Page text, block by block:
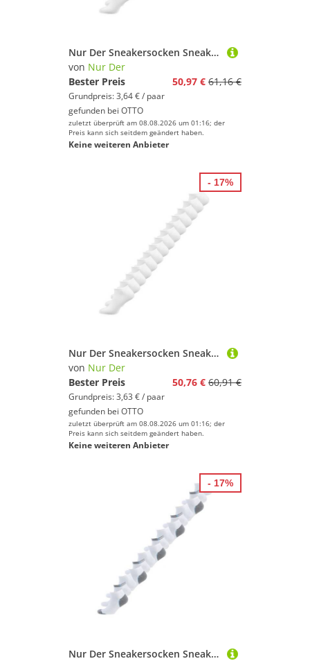
Nur Der Sneakersocken Sneaker Baumwolle (14-Paar) Sneaker-socken füsslinge füßlinge
von Nur Der
Bester Preis
50,97 € 61,16 €
Grundpreis: 3,64 € / paar
gefunden bei OTTO
zuletzt überprüft am 08.08.2026 um 01:16; der
Preis kann sich seitdem geändert haben.
Keine weiteren Anbieter
Nur Der Sneakersocken Sneaker Baumwolle (14-Paar) Sneaker-socken füsslinge füßlinge
von Nur Der
Bester Preis
50,76 € 60,91 €
Grundpreis: 3,63 € / paar
gefunden bei OTTO
zuletzt überprüft am 08.08.2026 um 01:16; der
Preis kann sich seitdem geändert haben.
Keine weiteren Anbieter
- 17%
Nur Der Sneakersocken Sneaker Sport (15-Paar) Sneaker-socken füsslinge füßlinge
- 17%